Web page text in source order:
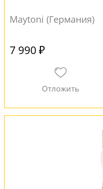
Maytoni (Германия)
7 990 ₽